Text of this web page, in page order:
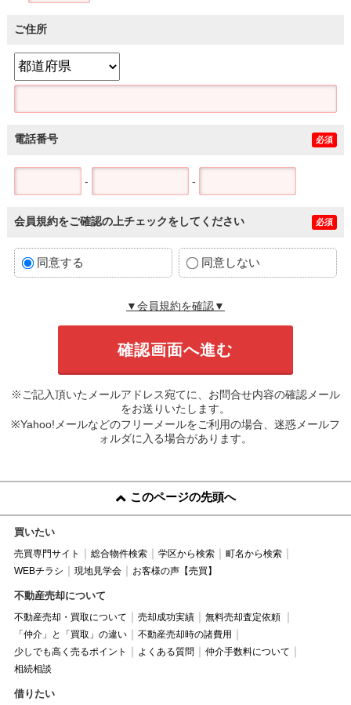
ご住所
電話番号 必須
- -
会員規約をご確認の上チェックをしてください 必須
同意する 同意しない
▼会員規約を確認▼
※ご記入頂いたメールアドレス宛てに、お問合せ内容の確認メール
をお送りいたします。
※Yahoo!メールなどのフリーメールをご利用の場合、迷惑メールフ
ォルダに入る場合があります。
このページの先頭へ
買いたい
売買専門サイト 総合物件検索 学区から検索
町名から検索
WEBチラシ
現地見学会 お客様の声【売買】
不動産売却について
不動産売却・買取について 売却成功実績
無料売却査定依頼
「仲介」と「買取」の違い
不動産売却時の諸費用
少しでも高く売るポイント
よくある質問
仲介手数料について
相続相談
借りたい